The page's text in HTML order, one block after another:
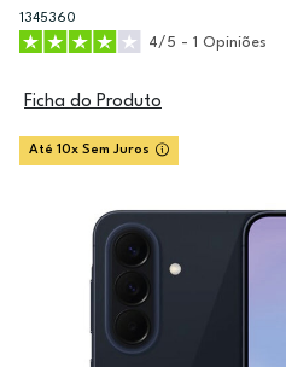
1345360
4/5 - 1 Opiniões
Ficha do Produto
Até 10x Sem Juros